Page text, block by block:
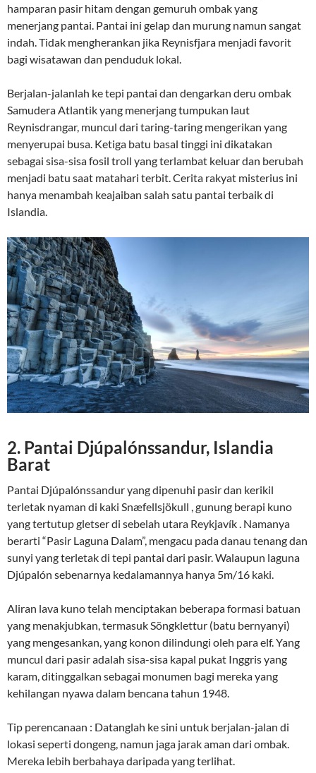
hamparan pasir hitam dengan gemuruh ombak yang
menerjang pantai. Pantai ini gelap dan murung namun sangat
indah. Tidak mengherankan jika Reynisfjara menjadi favorit
bagi wisatawan dan penduduk lokal.
Berjalan-jalanlah ke tepi pantai dan dengarkan deru ombak
Samudera Atlantik yang menerjang tumpukan laut
Reynisdrangar, muncul dari taring-taring mengerikan yang
menyerupai busa. Ketiga batu basal tinggi ini dikatakan
sebagai sisa-sisa fosil troll yang terlambat keluar dan berubah
menjadi batu saat matahari terbit. Cerita rakyat misterius ini
hanya menambah keajaiban salah satu pantai terbaik di
Islandia.
2. Pantai Djúpalónssandur, Islandia
Barat
Pantai Djúpalónssandur yang dipenuhi pasir dan kerikil
terletak nyaman di kaki Snæfellsjökull , gunung berapi kuno
yang tertutup gletser di sebelah utara Reykjavík . Namanya
berarti “Pasir Laguna Dalam”, mengacu pada danau tenang dan
sunyi yang terletak di tepi pantai dari pasir. Walaupun laguna
Djúpalón sebenarnya kedalamannya hanya 5m/16 kaki.
Aliran lava kuno telah menciptakan beberapa formasi batuan
yang menakjubkan, termasuk Söngklettur (batu bernyanyi)
yang mengesankan, yang konon dilindungi oleh para elf. Yang
muncul dari pasir adalah sisa-sisa kapal pukat Inggris yang
karam, ditinggalkan sebagai monumen bagi mereka yang
kehilangan nyawa dalam bencana tahun 1948.
Tip perencanaan : Datanglah ke sini untuk berjalan-jalan di
lokasi seperti dongeng, namun jaga jarak aman dari ombak.
Mereka lebih berbahaya daripada yang terlihat.